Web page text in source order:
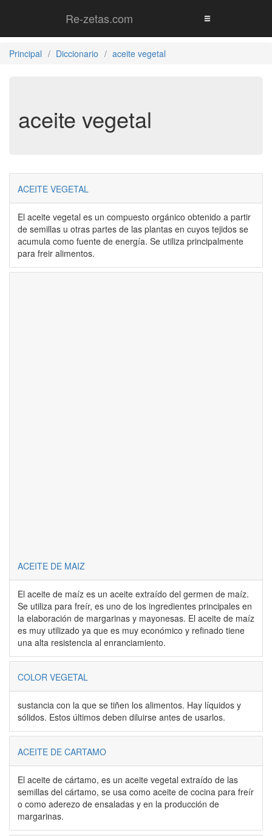
Re-zetas.com
Principal Diccionario aceite vegetal
aceite vegetal
ACEITE VEGETAL
El aceite vegetal es un compuesto orgánico obtenido a partir
de semillas u otras partes de las plantas en cuyos tejidos se
acumula como fuente de energía. Se utiliza principalmente
para freir alimentos.
ACEITE DE MAIZ
El aceite de maíz es un aceite extraído del germen de maíz.
Se utiliza para freír, es uno de los ingredientes principales en
la elaboración de margarinas y mayonesas. El aceite de maíz
es muy utilizado ya que es muy económico y refinado tiene
una alta resistencia al enranciamiento.
COLOR VEGETAL
sustancia con la que se tiñen los alimentos. Hay líquidos y
sólidos. Estos últimos deben diluirse antes de usarlos.
ACEITE DE CARTAMO
El aceite de cártamo, es un aceite vegetal extraído de las
semillas del cártamo, se usa como aceite de cocina para freír
o como aderezo de ensaladas y en la producción de
margarinas.